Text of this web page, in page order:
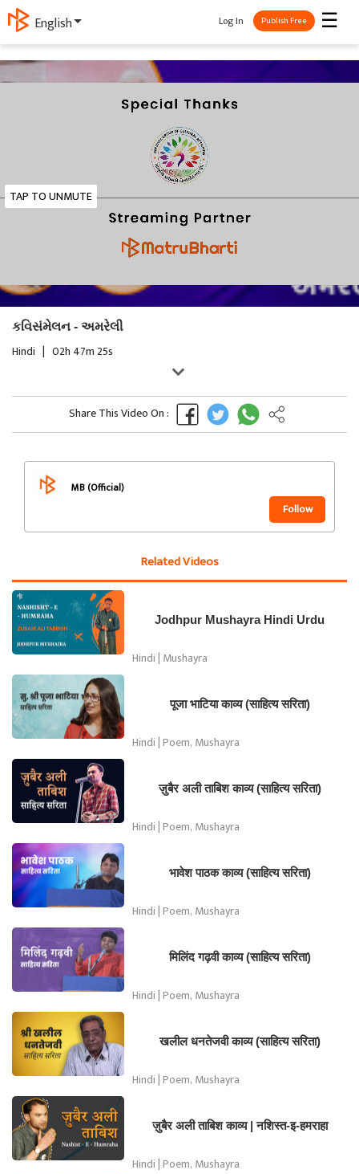
English ☰
Log In Publish Free
TAP TO UNMUTE
કવિસંમેલન - અમરેલી
Hindi | 02h 47m 25s
Share This Video On :
MB (Official)
Follow
Related Videos
Jodhpur Mushayra Hindi Urdu
Hindi | Mushayra
पूजा भाटिया काव्य (साहित्य सरिता)
Hindi | Poem, Mushayra
ज़ुबैर अली ताबिश काव्य (साहित्य सरिता)
Hindi | Poem, Mushayra
भावेश पाठक काव्य (साहित्य सरिता)
Hindi | Poem, Mushayra
मिलिंद गढ़वी काव्य (साहित्य सरिता)
Hindi | Poem, Mushayra
खलील धनतेजवी काव्य (साहित्य सरिता)
Hindi | Poem, Mushayra
ज़ुबैर अली ताबिश काव्य | नशिस्त-इ-हमराहा
Hindi | Poem, Mushayra